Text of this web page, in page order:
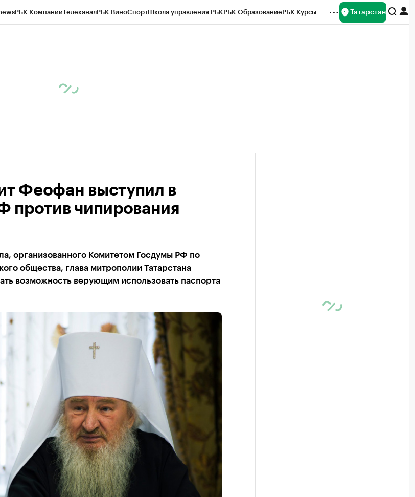
РБК КомпанииТелеканалРБК ВиноСпортШкола управления РБКРБК ОбразованиеРБК Курсы Татарстан
Феофан выступил в
против чипирования
организованного Комитетом Госдумы РФ по
общества, глава митрополии Татарстана
возможность верующим использовать паспорта